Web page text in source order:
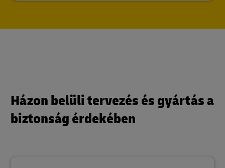
Házon belüli tervezés és gyártás a
biztonság érdekében